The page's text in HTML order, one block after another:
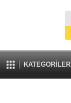
KATEGORİLER